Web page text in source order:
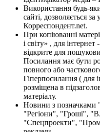
Використання будь-
сайті, дозволяється
Корреспондент.net.
При копіюванні
і світу» , для
відкрите для
Посилання має бути
повного або
Гіперпосилання ( для
розміщена в
матеріалу.
Новини з позначками
"Регіони", "Гроші",
"Спецпроекти",